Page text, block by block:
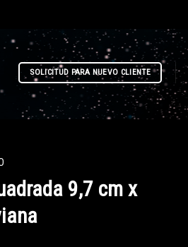
SOLICITUD PARA NUEVO CLIENTE
9,7 cm x